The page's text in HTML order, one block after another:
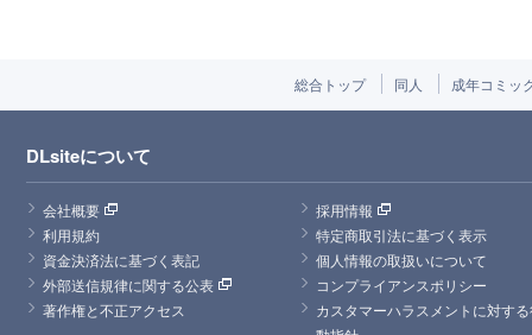
総合トップ 同人 成年コミッ
DLsiteについて
会社概要
採用情報
利用規約
特定商取引法に基づく表示
資金決済法に基づく表記
個人情報の取扱いについて
外部送信規律に関する公表
コンプライアンスポリシー
著作権と不正アクセス
カスタマーハラスメントに対す